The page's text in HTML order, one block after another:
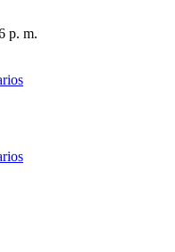
p. m.